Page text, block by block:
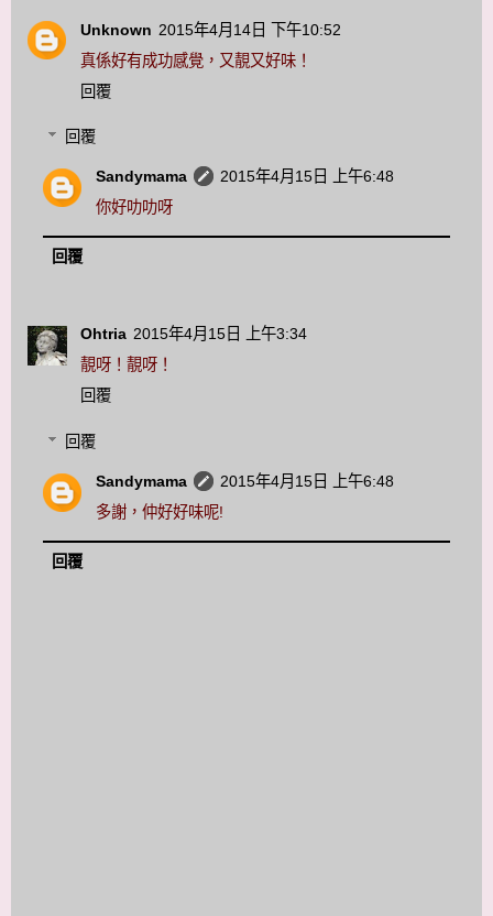
Unknown 2015年4月14日 下午10:52
真係好有成功感覺，又靚又好味！
回覆
回覆
Sandymama
2015年4月15日 上午6:48
你好叻叻呀
回覆
Ohtria 2015年4月15日 上午3:34
靚呀！靚呀！
回覆
回覆
Sandymama
2015年4月15日 上午6:48
多謝，仲好好味呢!
回覆